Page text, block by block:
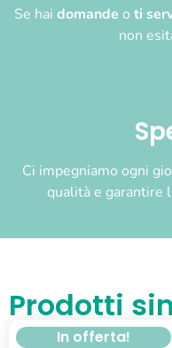
Se hai domande o ti
non
Ci impegniamo ogni
qualità e garantire
Prodotti
In offerta!